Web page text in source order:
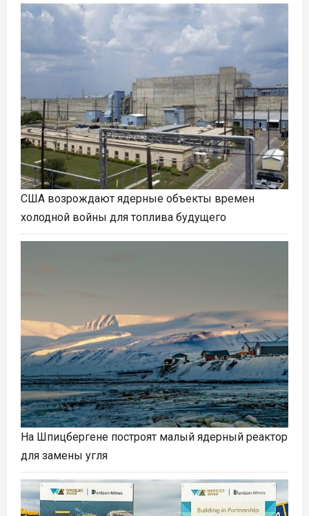
США возрождают ядерные объекты времен
холодной войны для топлива будущего
На Шпицбергене построят малый ядерный реактор
для замены угля